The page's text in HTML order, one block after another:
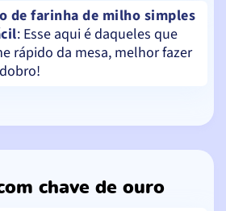
de farinha de milho simples
: Esse aqui é daqueles que
rápido da mesa, melhor fazer
chave de ouro